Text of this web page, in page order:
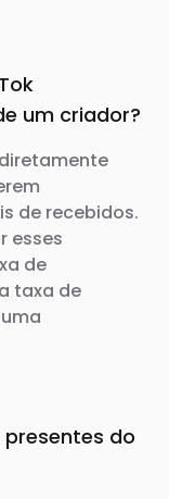
um criador?
de recebidos.
esses
de
taxa de
do